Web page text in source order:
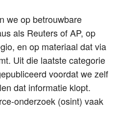
we op betrouwbare
als Reuters of AP, op
en op materiaal dat via
Uit die laatste categorie
voordat we zelf
dat informatie klopt.
onderzoek (osint) vaak